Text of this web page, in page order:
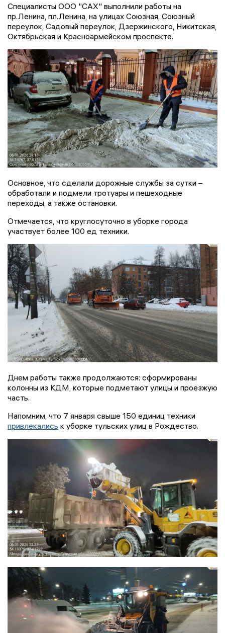
Специалисты ООО "САХ" выполнили работы на
пр.Ленина, пл.Ленина, на улицах Союзная, Союзный
переулок, Садовый переулок, Дзержинского, Никитская,
Октябрьская и Красноармейском проспекте.
Основное, что сделали дорожные службы за сутки –
обработали и подмели тротуары и пешеходные
переходы, а также остановки.
Отмечается, что круглосуточно в уборке города
участвует более 100 ед техники.
Днем работы также продолжаются: сформированы
колонны из КДМ, которые подметают улицы и проезжую
часть.
Напомним, что 7 января свыше 150 единиц техники
привлекались к уборке тульских улиц в Рождество.